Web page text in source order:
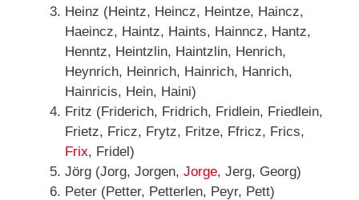
Heinz (Heintz, Heincz, Heintze, Haincz,
Haeincz, Haintz, Haints, Hainncz, Hantz,
Henntz, Heintzlin, Haintzlin, Henrich,
Heynrich, Heinrich, Hainrich, Hanrich,
Hainricis, Hein, Haini)
Fritz (Friderich, Fridrich, Fridlein, Friedlein,
Frietz, Fricz, Frytz, Fritze, Ffricz, Frics,
Frix, Fridel)
Jörg (Jorg, Jorgen, Jorge, Jerg, Georg)
Peter (Petter, Petterlen, Peyr, Pett)